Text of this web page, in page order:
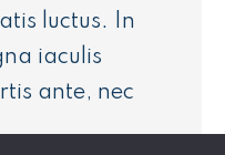
luctus. In
iaculis
ante, nec